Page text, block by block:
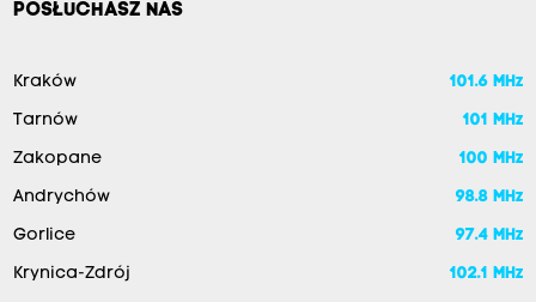
POSŁUCHASZ NAS
Kraków 101.6 MHz
Tarnów 101 MHz
Zakopane 100 MHz
Andrychów 98.8 MHz
Gorlice 97.4 MHz
Krynica-Zdrój 102.1 MHz